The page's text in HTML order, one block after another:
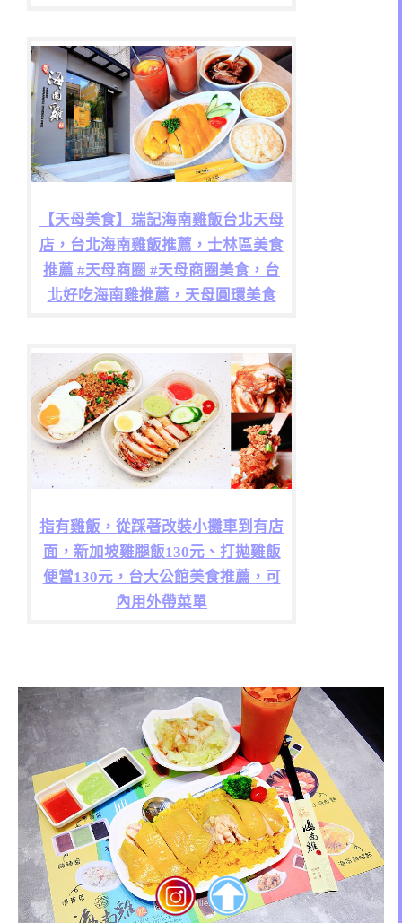
【天母美食】瑞記海南雞飯台北天母
店，台北海南雞飯推薦，士林區美食
推薦 #天母商圈 #天母商圈美食，台
北好吃海南雞推薦，天母圓環美食
指有雞飯，從踩著改裝小攤車到有店
面，新加坡雞腿飯130元、打拋雞飯
便當130元，台大公館美食推薦，可
內用外帶菜單